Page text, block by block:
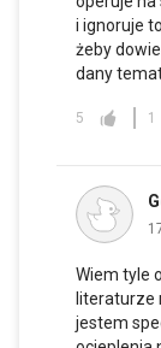
i ignoruje
żeby
dany
5 1
Wiem tyle
literaturze
jestem